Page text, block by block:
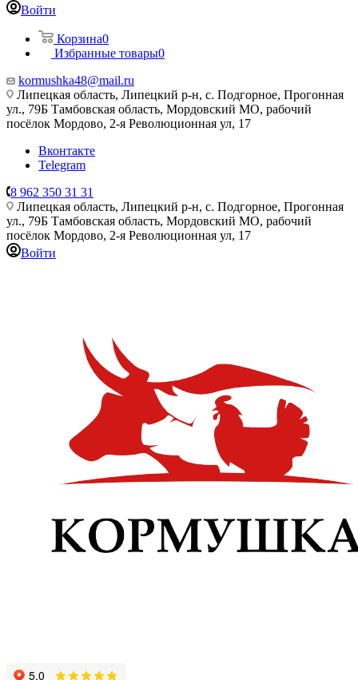
Войти
Корзина0
Избранные товары0
kormushka48@mail.ru
Липецкая область, Липецкий р-н, с. Подгорное, Прогонная
ул., 79Б Тамбовская область, Мордовский МО, рабочий
посёлок Мордово, 2-я Революционная ул, 17
Вконтакте
Telegram
8 962 350 31 31
Липецкая область, Липецкий р-н, с. Подгорное, Прогонная
ул., 79Б Тамбовская область, Мордовский МО, рабочий
посёлок Мордово, 2-я Революционная ул, 17
Войти